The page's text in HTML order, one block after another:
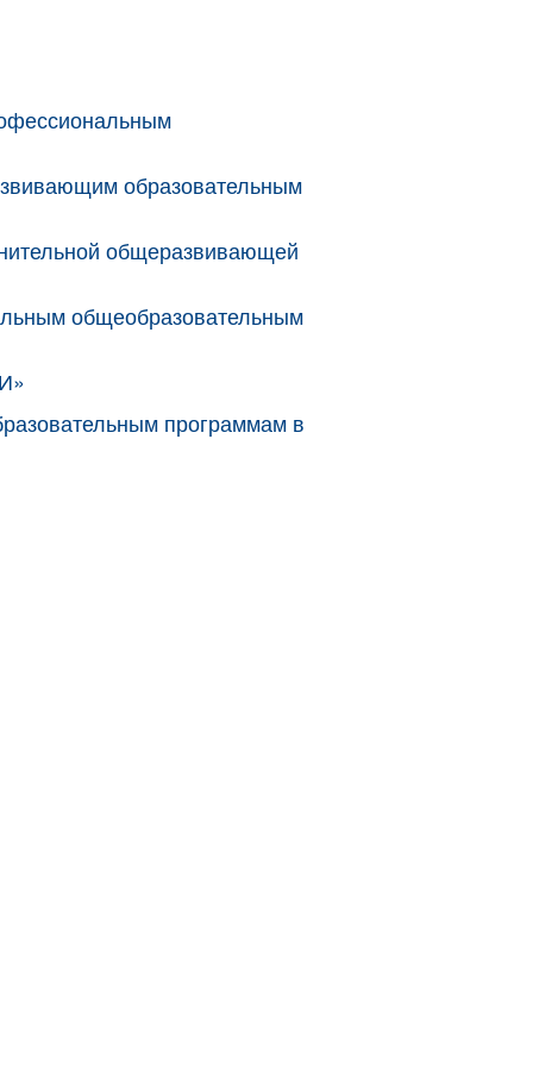
образовательным
общеразвивающей
общеобразовательным
программам в